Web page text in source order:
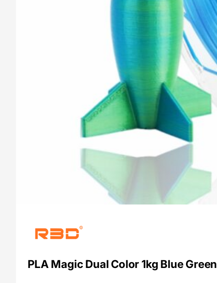
PLA Magic Dual Color 1kg Blue